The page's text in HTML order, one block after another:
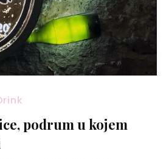
podrum u kojem